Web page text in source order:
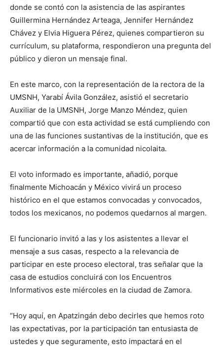
donde se contó con la asistencia de las aspirantes
Guillermina Hernández Arteaga, Jennifer Hernández
Chávez y Elvia Higuera Pérez, quienes compartieron su
currículum, su plataforma, respondieron una pregunta del
público y dieron un mensaje final.
En este marco, con la representación de la rectora de la
UMSNH, Yarabí Ávila González, asistió el secretario
Auxiliar de la UMSNH, Jorge Manzo Méndez, quien
compartió que con esta actividad se está cumpliendo con
una de las funciones sustantivas de la institución, que es
acercar información a la comunidad nicolaita.
El voto informado es importante, añadió, porque
finalmente Michoacán y México vivirá un proceso
histórico en el que estamos convocadas y convocados,
todos los mexicanos, no podemos quedarnos al margen.
El funcionario invitó a las y los asistentes a llevar el
mensaje a sus casas, respecto a la relevancia de
participar en este proceso electoral, tras señalar que la
casa de estudios concluirá con los Encuentros
Informativos este miércoles en la ciudad de Zamora.
“Hoy aquí, en Apatzingán debo decirles que hemos roto
las expectativas, por la participación tan entusiasta de
ustedes y que seguramente, esto impactará en el